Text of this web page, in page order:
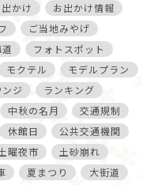
かけ
お出かけ情報
ご当地みやげ
フォトスポット
モクテル
モデルプラン
ジ
ランキング
中秋の名月
交通規制
休館日
公共交通機関
曜夜市
土砂崩れ
夏まつり
大街道